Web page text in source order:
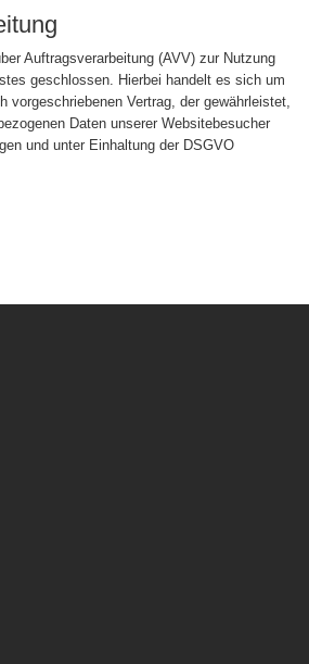
Auftragsverarbeitung (AVV) zur Nutzung
geschlossen. Hierbei handelt es sich um
vorgeschriebenen Vertrag, der gewährleistet,
Daten unserer Websitebesucher
und unter Einhaltung der DSGVO